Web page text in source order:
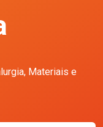
Materiais e